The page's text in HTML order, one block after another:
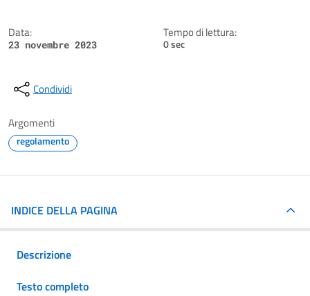
Data:
23 novembre 2023
Tempo di lettura:
0 sec
Condividi
Argomenti
regolamento
INDICE DELLA PAGINA
Descrizione
Testo completo